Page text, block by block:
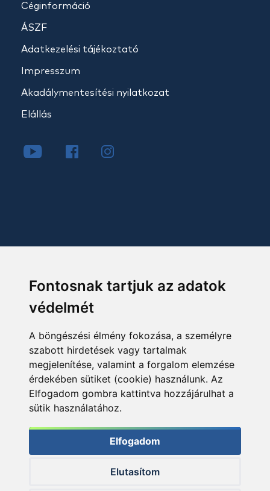
Fontosnak tartjuk az adatok
védelmét
A böngészési élmény fokozása, a személyre
szabott hirdetések vagy tartalmak
megjelenítése, valamint a forgalom elemzése
érdekében sütiket (cookie) használunk. Az
Elfogadom gombra kattintva hozzájárulhat a
sütik használatához.
Elfogadom
Elutasítom
Céginformáció
ÁSZF
Adatkezelési tájékoztató
Impresszum
Akadálymentesítési nyilatkozat
Elállás